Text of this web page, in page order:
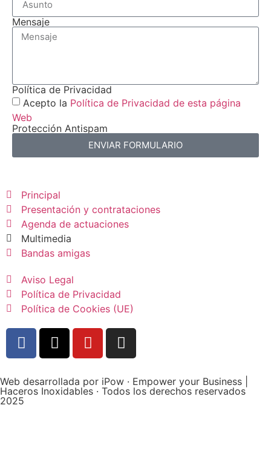
Mensaje
Política de Privacidad
Acepto la Política de Privacidad de esta página
Web
Protección Antispam
ENVIAR FORMULARIO
Principal
Presentación y contrataciones
Agenda de actuaciones
Multimedia
Bandas amigas
Aviso Legal
Política de Privacidad
Política de Cookies (UE)
Web desarrollada por iPow · Empower your Business |
Haceros Inoxidables · Todos los derechos reservados
2025